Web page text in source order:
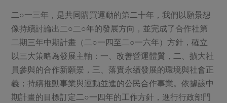
家庭清潔 織品
日用品 圖書禮品
防災用品
最新產品
主題食譜
異國料理
年菜食譜
養身食補
節慶大餐
更多議題活動
把最好的台灣味帶回家！
綠主張月刊
典藏閱覽室
選舉專區
最新消息
媒體報導
下載專區
二○一三年，是共同購買運動的第二十年，我們以願景想
像持續討論出二○二○年的發展方向，並完成了合作社第
二期三年中期計畫（二○一四至二○一六年）方針，確立
以三大策略為發展主軸：一、改善營運體質，二、擴大社
員參與的合作新願景，三、落實永續發展的環境與社會正
義；持續推動事業與運動並進的公民合作事業。依據該中
期計畫的目標訂定二○一四年的工作方針，進行行政部門